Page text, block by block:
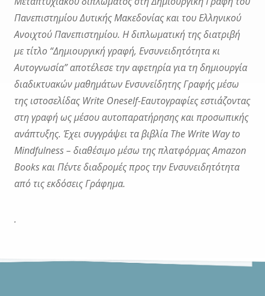
Πανεπιστημίου Δυτικής Μακεδονίας και του Ελληνικού
Ανοιχτού Πανεπιστημίου. Η διπλωματική της διατριβή
με τίτλο “Δημιουργική γραφή, Ενσυνειδητότητα κι
Αυτογνωσία” αποτέλεσε την αφετηρία για τη δημιουργία
διαδικτυακών μαθημάτων Ενσυνείδητης Γραφής μέσω
της ιστοσελίδας Write Oneself-Eαυτογραφίες εστιάζοντας
στη γραφή ως μέσου αυτοπαρατήρησης και προσωπικής
ανάπτυξης. Έχει συγγράψει τα βιβλία The Write Way to
Mindfulness – διαθέσιμο μέσω της πλατφόρμας Amazon
Books και Πέντε διαδρομές προς την Ενσυνειδητότητα
από τις εκδόσεις Γράφημα.
.